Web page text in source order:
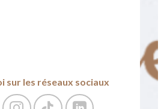
sur les réseaux sociaux